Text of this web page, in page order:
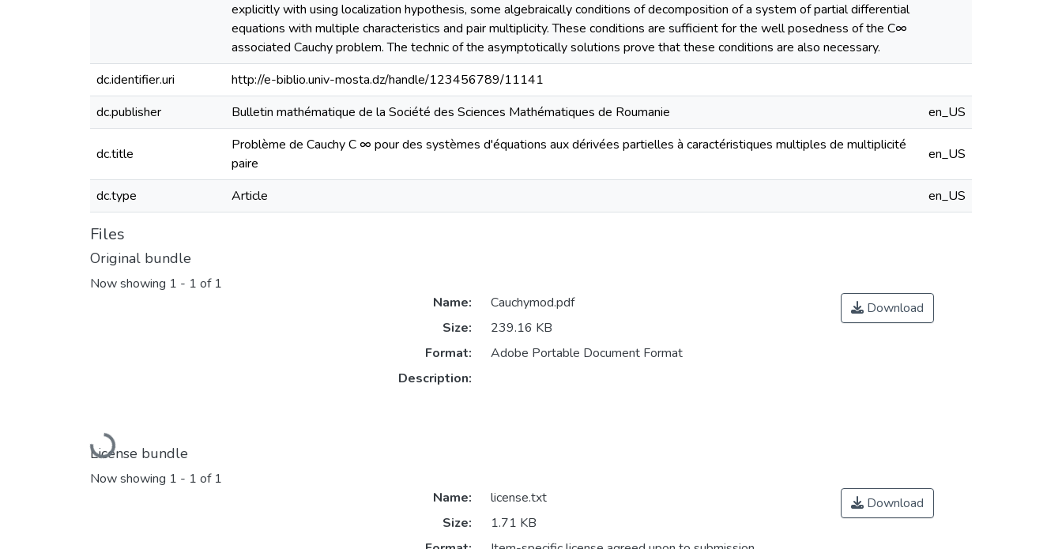
explicitly with using localization hypothesis, some algebraically conditions of decomposition of a system of partial differential
equations with multiple characteristics and pair multiplicity. These conditions are sufficient for the well posedness of the C∞
associated Cauchy problem. The technic of the asymptotically solutions prove that these conditions are also necessary.
dc.identifier.uri
http://e-biblio.univ-mosta.dz/handle/123456789/11141
dc.publisher
Bulletin mathématique de la Société des Sciences Mathématiques de Roumanie en_US
dc.title
Problème de Cauchy C ∞ pour des systèmes d'équations aux dérivées partielles à caractéristiques multiples de multiplicité
paire
en_US
dc.type Article en_US
Files
Original bundle
Now showing 1 - 1 of 1
Loading...
Name:
Cauchymod.pdf
Size:
239.16 KB
Format:
Adobe Portable Document Format
Description:
Download
License bundle
Now showing 1 - 1 of 1
Name:
license.txt
Size:
1.71 KB
Download